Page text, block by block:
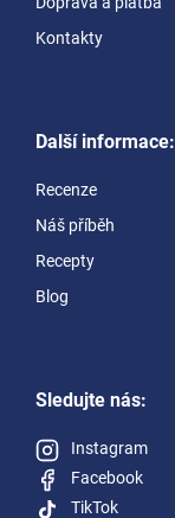
Kontakty
Další informace:
Recenze
Náš příběh
Recepty
Blog
Sledujte nás:
Instagram
Facebook
TikTok